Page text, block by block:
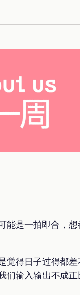
是一拍即合，
得日子过得都
们输入输出不成